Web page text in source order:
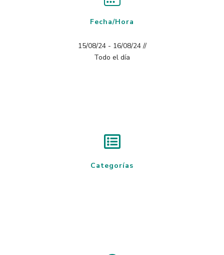
Fecha/Hora
15/08/24 - 16/08/24 //
Todo el día
Categorías